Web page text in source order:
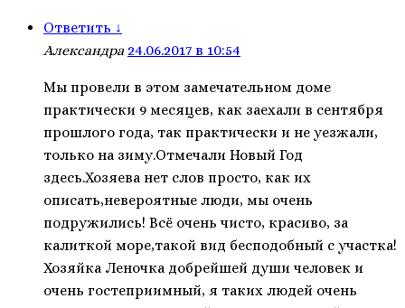
Ответить ↓
Александра 24.06.2017 в 10:54
Мы провели в этом замечательном доме
практически 9 месяцев, как заехали в сентября
прошлого года, так практически и не уезжали,
только на зиму.Отмечали Новый Год
здесь.Хозяева нет слов просто, как их
описать,невероятные люди, мы очень
подружились! Всё очень чисто, красиво, за
калиткой море,такой вид бесподобный с участка!
Хозяйка Леночка добрейшей души человек и
очень гостеприимный, я таких людей очень